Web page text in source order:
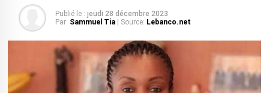
Publié le : jeudi 28 décembre 2023
Par: Sammuel Tia | Source: Lebanco.net